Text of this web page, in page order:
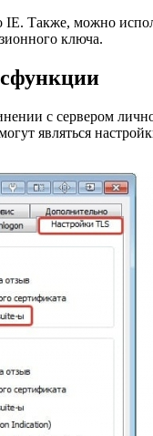
IE. Также, можно
ключа.
с сервером
являться